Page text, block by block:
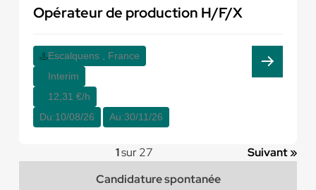
Opérateur de production H/F/X
Escalquens , France
Interim
12,31 €/h
Du:10/08/26 Au:30/11/26
1sur 27
Suivant »
Candidature spontanée